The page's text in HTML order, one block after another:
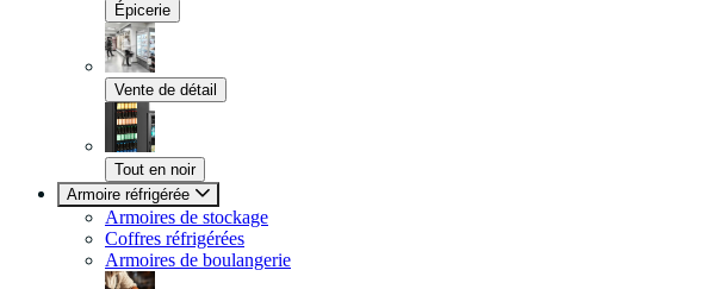
Épicerie
Vente de détail
Tout en noir
Armoire réfrigérée
Armoires de stockage
Coffres réfrigérées
Armoires de boulangerie